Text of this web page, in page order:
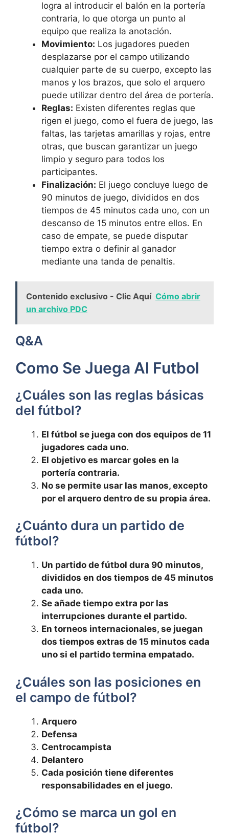
logra al introducir el balón en la portería
contraria, lo que otorga un punto al
equipo que realiza la anotación.
Movimiento: Los jugadores pueden
desplazarse por el campo utilizando
cualquier parte de su cuerpo, excepto las
manos y los brazos, que solo el arquero
puede utilizar dentro del área de portería.
Reglas: Existen diferentes reglas que
rigen el juego, como el fuera de juego, las
faltas, las tarjetas amarillas y rojas, entre
otras, que buscan garantizar un juego
limpio y seguro para todos los
participantes.
Finalización: El juego concluye luego de
90 minutos de juego, divididos en dos
tiempos de 45 minutos cada uno, con un
descanso de 15 minutos entre ellos. En
caso de empate, se puede disputar
tiempo extra o definir al ganador
mediante una tanda de penaltis.
Contenido exclusivo - Clic Aquí Cómo abrir
un archivo PDC
Q&A
Como Se Juega Al Futbol
¿Cuáles son las reglas básicas
del fútbol?
El fútbol se juega con dos equipos de 11
jugadores cada uno.
El objetivo es marcar goles en la
portería contraria.
No se permite usar las manos, excepto
por el arquero dentro de su propia área.
¿Cuánto dura un partido de
fútbol?
Un partido de fútbol dura 90 minutos,
divididos en dos tiempos de 45 minutos
cada uno.
Se añade tiempo extra por las
interrupciones durante el partido.
En torneos internacionales, se juegan
dos tiempos extras de 15 minutos cada
uno si el partido termina empatado.
¿Cuáles son las posiciones en
el campo de fútbol?
Arquero
Defensa
Centrocampista
Delantero
Cada posición tiene diferentes
responsabilidades en el juego.
¿Cómo se marca un gol en
fútbol?